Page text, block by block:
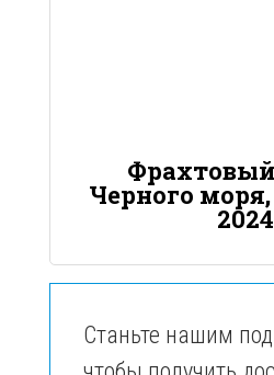
Черного моря,
2024
Станьте нашим